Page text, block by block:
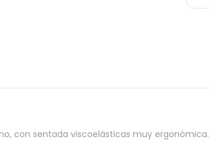
con sentada viscoelásticas muy ergonómica.